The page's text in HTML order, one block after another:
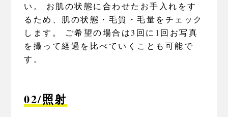
い。 お肌の状態に合わせたお手入れをす
るため、肌の状態・毛質・毛量をチェック
します。 ご希望の場合は3回に1回お写真
を撮って経過を比べていくことも可能で
す。
02/照射